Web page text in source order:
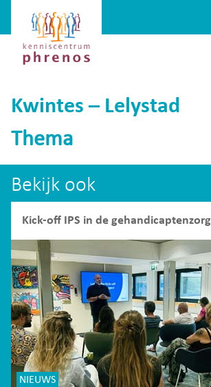
Kenniscentrum
Phrenos
website
Kwintes – Lelystad
Thema
Bekijk ook
Kick-off IPS in de gehandicaptenzorg
NIEUWS